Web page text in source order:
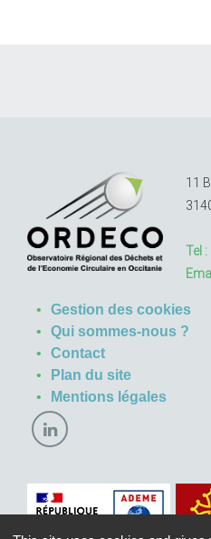
11
Tel :
Gestion des cookies
Qui sommes-nous ?
Contact
Plan du site
Mentions légales